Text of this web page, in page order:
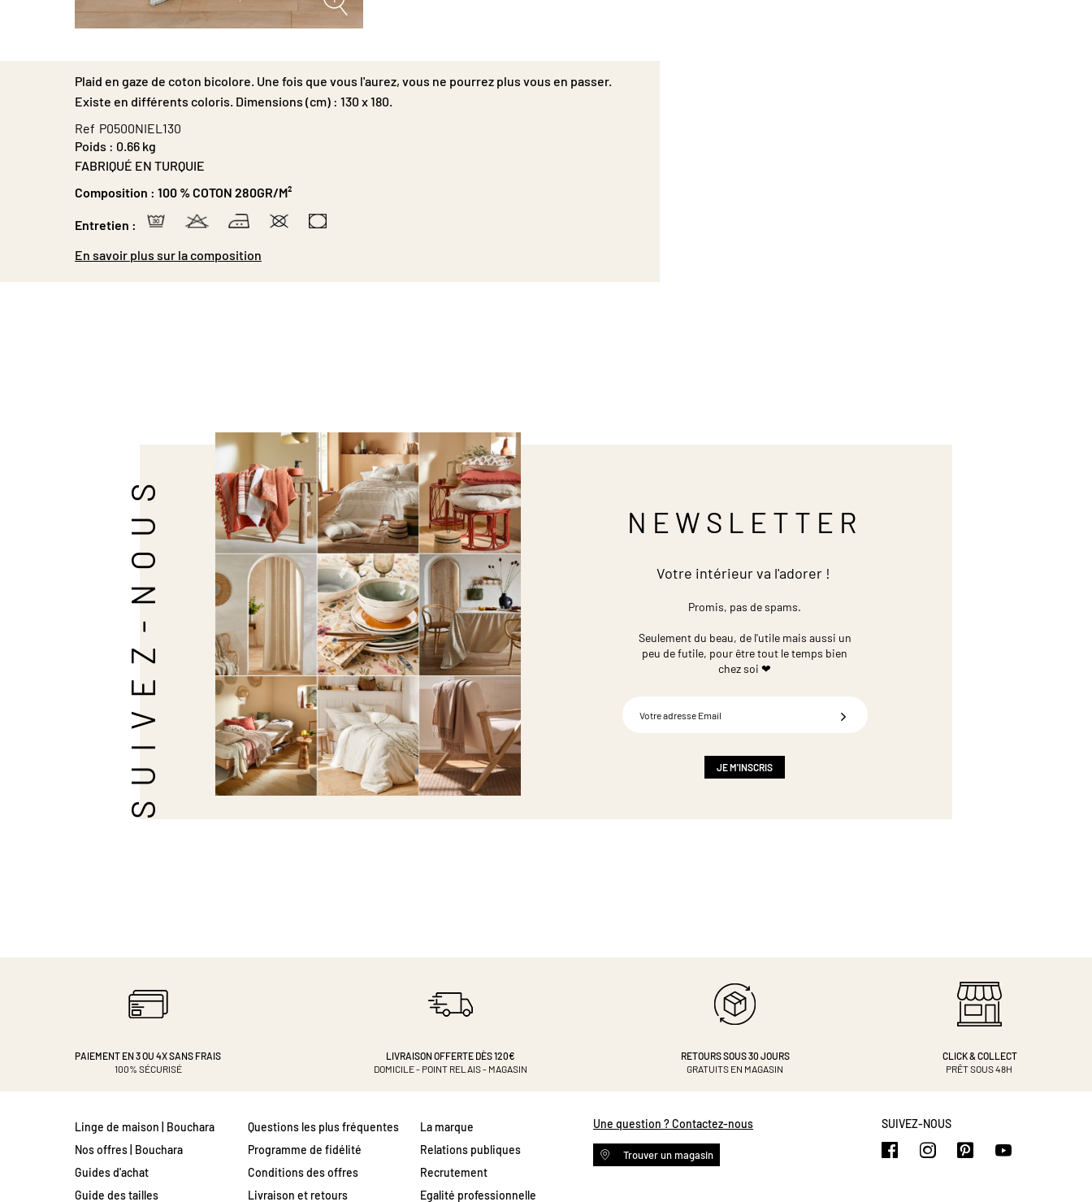
de
la
d’images
Plaid en gaze de coton bicolore. Une fois que vous l'aurez, vous ne pourrez plus vous en passer.
Existe en différents coloris. Dimensions (cm) : 130 x 180.
Ref P0500NIEL130
Poids : 0.66 kg
FABRIQUÉ EN TURQUIE
Composition : 100 % COTON 280GR/M²
Entretien :
En savoir plus sur la composition
SUIVEZ-NOUS NEWSLETTER
Votre intérieur va l'adorer !
Promis, pas de spams.
Seulement du beau, de l'utile mais aussi un
peu de futile, pour être tout le temps bien
chez soi ❤
JE M'INSCRIS
PAIEMENT EN 3 OU 4XSANS FRAIS
100% SÉCURISÉ
LIVRAISON OFFERTE DÈS 120€
DOMICILE - POINT RELAIS - MAGASIN
RETOURS SOUS 30 JOURS
GRATUITS EN MAGASIN
CLICK & COLLECT
PRÊT SOUS 48H
Une question ? Contactez-nous
Trouver un magasin
Linge de maison | Bouchara
Nos offres | Bouchara
Guides d'achat
Guide des tailles
Questions les plus fréquentes
Programme de fidélité
Conditions des offres
Livraison et retours
La marque
Relations publiques
Recrutement
Egalité professionnelle
SUIVEZ-NOUS
https://https://https://https://